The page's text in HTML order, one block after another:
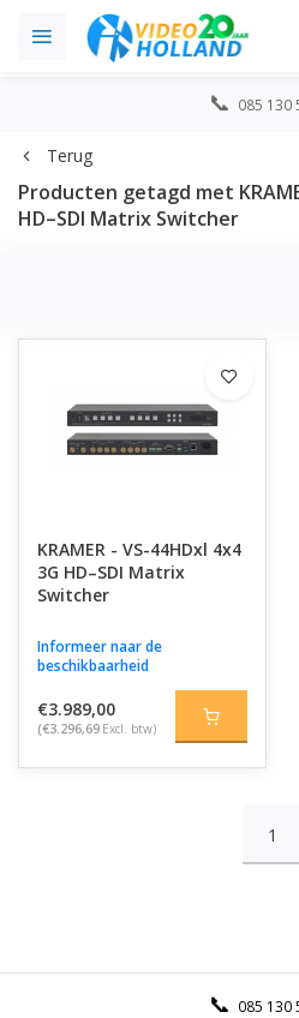
085 130
Terug
Producten getagd met
HD–SDI Matrix Switcher
KRAMER - VS-44HDxl 4x4
3G HD–SDI Matrix
Switcher
Informeer naar de
beschikbaarheid
€3.989,00
(€3.296,69 Excl. btw)
1
085 130